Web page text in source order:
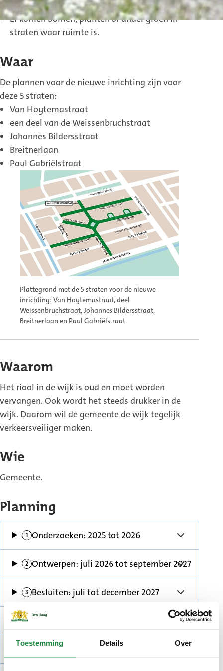
Toestemming Details Over
Er komen stenen in plaats van asfalt.
Er komen bomen, planten of ander groen in
straten waar ruimte is.
Waar
De plannen voor de nieuwe inrichting zijn voor
deze 5 straten:
Van Hoytemastraat
een deel van de Weissenbruchstraat
Johannes Bildersstraat
Breitnerlaan
Paul Gabriëlstraat
Plattegrond met de 5 straten voor de nieuwe
inrichting: Van Hoytemastraat, deel
Weissenbruchstraat, Johannes Bildersstraat,
Breitnerlaan en Paul Gabriëlstraat.
Waarom
Het riool in de wijk is oud en moet worden
vervangen. Ook wordt het steeds drukker in de
wijk. Daarom wil de gemeente de wijk tegelijk
verkeersveiliger maken.
Wie
Gemeente.
Planning
Gepland
Onderzoeken: 2025 tot 2026
Gepland
Ontwerpen: juli 2026 tot september 2027
GeplandBesluiten: juli tot december 2027
GeplandVoorbereiden: 2028
Gepland
Uitvoeren: 2029 tot 2031